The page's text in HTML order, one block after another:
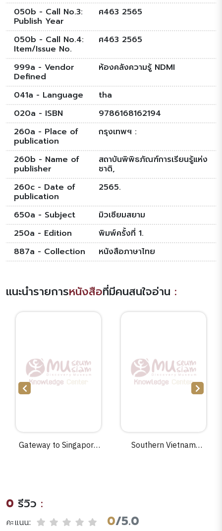
050b - Call No.3:
Publish Year
ศ463 2565
050b - Call No.4:
Item/Issue No.
ศ463 2565
999a - Vendor
Defined
ห้องคลังความรู้ NDMI
041a - Language
tha
020a - ISBN
9786168162194
260a - Place of
publication
กรุงเทพฯ :
260b - Name of
publisher
สถาบันพิพิธภัณฑ์การเรียนรู้แห่ง
ชาติ,
260c - Date of
publication
2565.
650a - Subject
มิวเซียมสยาม
250a - Edition
พิมพ์ครั้งที่ 1.
887a - Collection
หนังสือภาษาไทย
แนะนำรายการหนังสือที่มีคนสนใจอ่าน :
Gateway to Singapore
Southern Vietnam
0 รีวิว :
คะแนน: 0/5.0